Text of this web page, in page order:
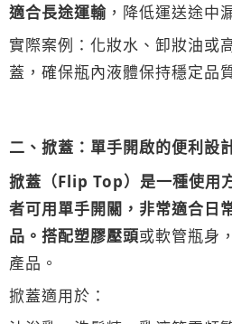
適合長途運輸 ，降低運送途中
實際案例：化妝水、卸妝油或
蓋，確保瓶內液體保持穩定品
二、掀蓋：單手開啟的便利設
掀蓋（Flip Top） 是一種使用
者可用單手開關，非常適合日
品。搭配塑膠壓頭或軟管瓶身
產品。
掀蓋適用於：